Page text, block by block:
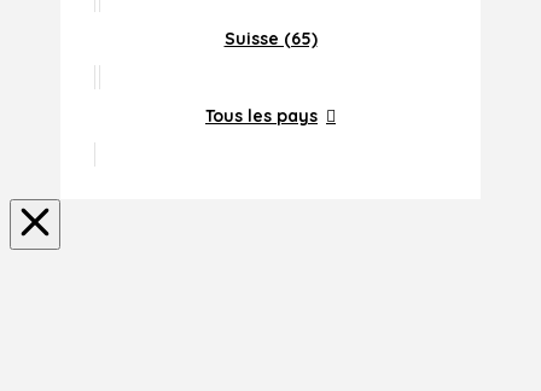
Suisse (65)
Tous les pays